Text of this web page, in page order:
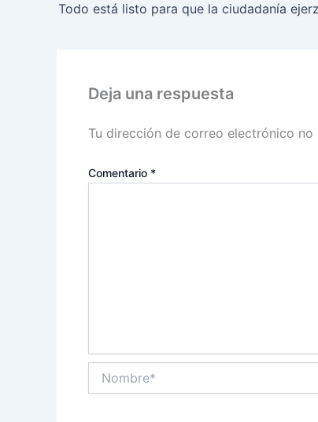
Deja una respuesta
Tu dirección de correo electrónico no
Comentario *